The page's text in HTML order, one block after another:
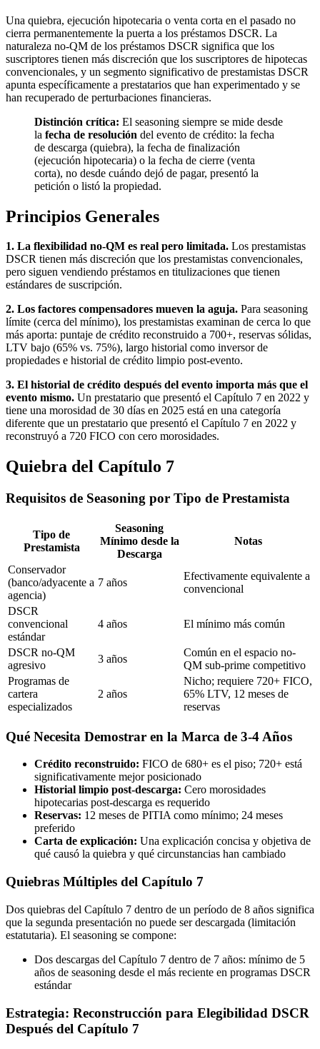
Una quiebra, ejecución hipotecaria o venta corta en el pasado no
cierra permanentemente la puerta a los préstamos DSCR. La
naturaleza no-QM de los préstamos DSCR significa que los
suscriptores tienen más discreción que los suscriptores de hipotecas
convencionales, y un segmento significativo de prestamistas DSCR
apunta específicamente a prestatarios que han experimentado y se
han recuperado de perturbaciones financieras.
Distinción crítica: El seasoning siempre se mide desde
la fecha de resolución del evento de crédito: la fecha
de descarga (quiebra), la fecha de finalización
(ejecución hipotecaria) o la fecha de cierre (venta
corta), no desde cuándo dejó de pagar, presentó la
petición o listó la propiedad.
Principios Generales
1. La flexibilidad no-QM es real pero limitada. Los prestamistas
DSCR tienen más discreción que los prestamistas convencionales,
pero siguen vendiendo préstamos en titulizaciones que tienen
estándares de suscripción.
2. Los factores compensadores mueven la aguja. Para seasoning
límite (cerca del mínimo), los prestamistas examinan de cerca lo que
más aporta: puntaje de crédito reconstruido a 700+, reservas sólidas,
LTV bajo (65% vs. 75%), largo historial como inversor de
propiedades e historial de crédito limpio post-evento.
3. El historial de crédito después del evento importa más que el
evento mismo. Un prestatario que presentó el Capítulo 7 en 2022 y
tiene una morosidad de 30 días en 2025 está en una categoría
diferente que un prestatario que presentó el Capítulo 7 en 2022 y
reconstruyó a 720 FICO con cero morosidades.
Quiebra del Capítulo 7
Requisitos de Seasoning por Tipo de Prestamista
Tipo de
Prestamista
Seasoning
Mínimo desde la
Descarga
Notas
Conservador
(banco/adyacente a
agencia)
7 años
Efectivamente equivalente a
convencional
DSCR
convencional
estándar
4 años El mínimo más común
DSCR no-QM
agresivo
3 años
Común en el espacio no-
QM sub-prime competitivo
Programas de
cartera
especializados
2 años
Nicho; requiere 720+ FICO,
65% LTV, 12 meses de
reservas
Qué Necesita Demostrar en la Marca de 3-4 Años
Crédito reconstruido: FICO de 680+ es el piso; 720+ está
significativamente mejor posicionado
Historial limpio post-descarga: Cero morosidades
hipotecarias post-descarga es requerido
Reservas: 12 meses de PITIA como mínimo; 24 meses
preferido
Carta de explicación: Una explicación concisa y objetiva de
qué causó la quiebra y qué circunstancias han cambiado
Quiebras Múltiples del Capítulo 7
Dos quiebras del Capítulo 7 dentro de un período de 8 años significa
que la segunda presentación no puede ser descargada (limitación
estatutaria). El seasoning se compone:
Dos descargas del Capítulo 7 dentro de 7 años: mínimo de 5
años de seasoning desde el más reciente en programas DSCR
estándar
Estrategia: Reconstrucción para Elegibilidad DSCR
Después del Capítulo 7